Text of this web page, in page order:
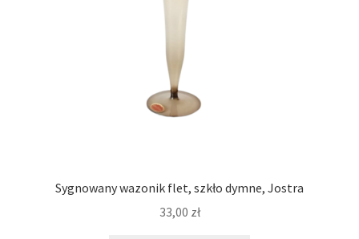
Sygnowany wazonik flet, szkło dymne, Jostra
33,00 zł